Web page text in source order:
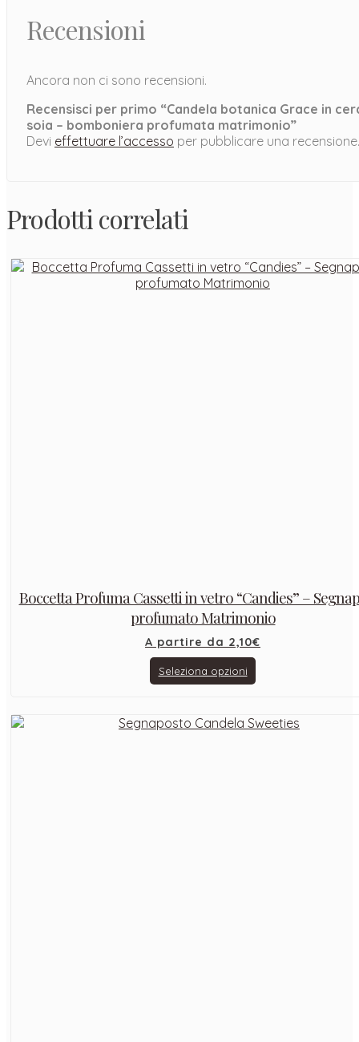
Recensioni
Ancora non ci sono recensioni.
Recensisci per primo “Candela botanica Grace in
soia – bomboniera profumata matrimonio”
Devi effettuare l’accesso per pubblicare una recensione.
Prodotti correlati
Boccetta Profuma Cassetti in vetro “Candies” –
profumato Matrimonio
A partire da 2,10€
Seleziona opzioni